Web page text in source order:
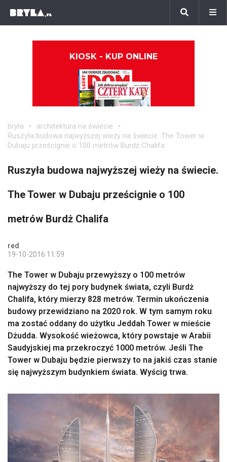
KIOSK - KUP ONLINE
bryła
architektura na świecie
Ruszyła budowa najwyższej wieży na świecie. The Tower w
Dubaju prześcignie o 100 metrów Burdż Chalifa
Ruszyła budowa najwyższej wieży na świecie.
The Tower w Dubaju prześcignie o 100
metrów Burdż Chalifa
red
19-10-2016 11:59
The Tower w Dubaju przewyższy o 100 metrów
najwyższy do tej pory budynek świata, czyli Burdż
Chalifa, który mierzy 828 metrów. Termin ukończenia
budowy przewidziano na 2020 rok. W tym samym roku
ma zostać oddany do użytku Jeddah Tower w mieście
Dżudda. Wysokość wieżowca, który powstaje w Arabii
Saudyjskiej ma przekroczyć 1000 metrów. Jeśli The
Tower w Dubaju będzie pierwszy to na jakiś czas stanie
się najwyższym budynkiem świata. Wyścig trwa.